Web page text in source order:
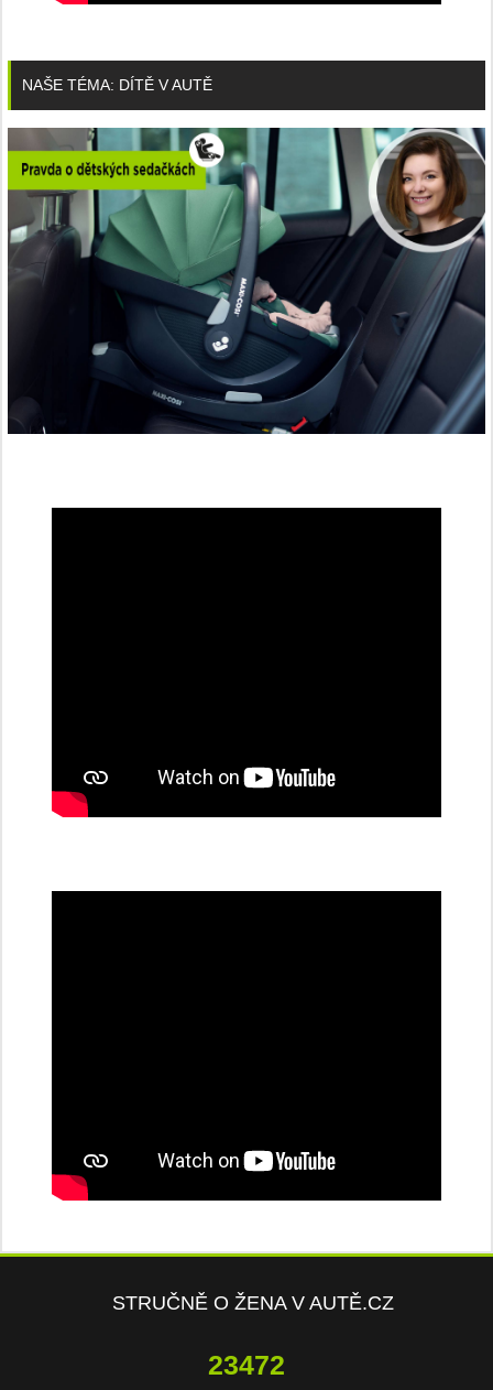
NAŠE TÉMA: DÍTĚ V AUTĚ
STRUČNĚ O ŽENA V AUTĚ.CZ
23472